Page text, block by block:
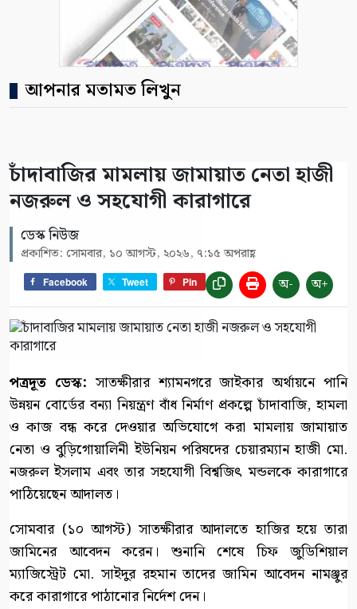
আপনার মতামত লিখুন
চাঁদাবাজির মামলায় জামায়াত নেতা হাজী
নজরুল ও সহযোগী কারাগারে
ডেস্ক নিউজ
প্রকাশিত: সোমবার, ১০ আগস্ট, ২০২৬, ৭:১৫ অপরাহ্ণ
Facebook Tweet Pin অ- অ+
পত্রদূত ডেস্ক: সাতক্ষীরার শ্যামনগরে জাইকার অর্থায়নে পানি
উন্নয়ন বোর্ডের বন্যা নিয়ন্ত্রণ বাঁধ নির্মাণ প্রকল্পে চাঁদাবাজি, হামলা
ও কাজ বন্ধ করে দেওয়ার অভিযোগে করা মামলায় জামায়াত
নেতা ও বুড়িগোয়ালিনী ইউনিয়ন পরিষদের চেয়ারম্যান হাজী মো.
নজরুল ইসলাম এবং তার সহযোগী বিশ্বজিৎ মন্ডলকে কারাগারে
পাঠিয়েছেন আদালত।
সোমবার (১০ আগস্ট) সাতক্ষীরার আদালতে হাজির হয়ে তারা
জামিনের আবেদন করেন। শুনানি শেষে চিফ জুডিশিয়াল
ম্যাজিস্ট্রেট মো. সাইদুর রহমান তাদের জামিন আবেদন নামঞ্জুর
করে কারাগারে পাঠানোর নির্দেশ দেন।